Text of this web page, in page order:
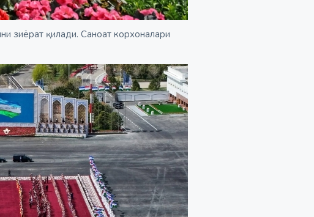
зиёрат қилади. Саноат корхоналари